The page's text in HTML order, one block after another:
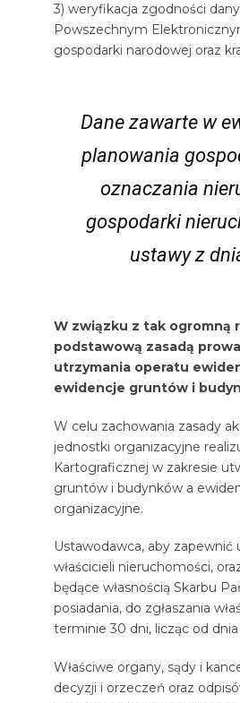
3) weryfikacja zgodności
Powszechnym
gospodarki narodowej oraz
Dane zawarte w
planowania
oznaczania
gospodarki
ustawy z
W związku z tak ogromną
podstawową zasadą
utrzymania operatu
ewidencje gruntów i
W celu zachowania zasady
jednostki organizacyjne
Kartograficznej w zakresie
gruntów i budynków a
organizacyjne.
Ustawodawca, aby
właścicieli nieruchomości,
będące własnością Skarbu
posiadania, do zgłaszania
terminie 30 dni, licząc od
Właściwe organy, sądy i
decyzji i orzeczeń oraz